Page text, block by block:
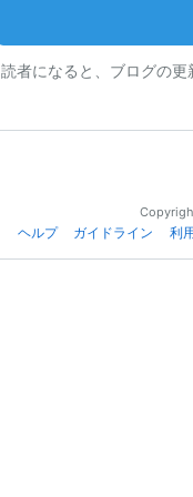
読者になると、ブログの
ヘルプ
ガイドライン 利